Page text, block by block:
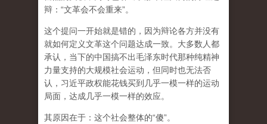
辩：“文革会不会重来”。
这个提问一开始就是错的，因为辩论各方并没有
就如何定义文革这个问题达成一致。大多数人都
承认，当下的中国搞不出毛泽东时代那种纯精神
力量支持的大规模社会运动，但同时也无法否
认，习近平政权能花钱买到几乎一模一样的运动
局面，达成几乎一模一样的效应。
其原因在于：这个社会整体的“傻”。